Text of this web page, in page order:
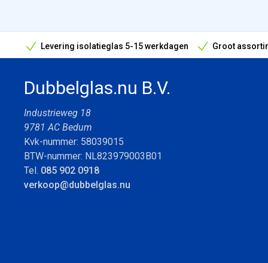
Levering isolatieglas 5-15 werkdagen
Groot
Bouwvak geopend! Óók snelle leveringen tijdens de
Dubbelglas.nu B.V.
Industrieweg 18
9781 AC Bedum
Kvk-nummer: 58039015
BTW-nummer: NL823979003B01
Tel. 085 902 0918
verkoop@dubbelglas.nu